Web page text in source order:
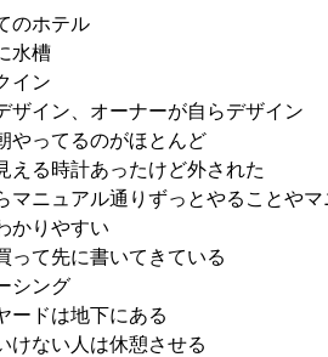
のホテル
水槽
イン
イン、オーナーが自らデザイン
ってるのがほとんど
る時計あったけど外された
ニュアル通りずっとやることや
かりやすい
て先に書いてきている
シング
ドは地下にある
ない人は休憩させる